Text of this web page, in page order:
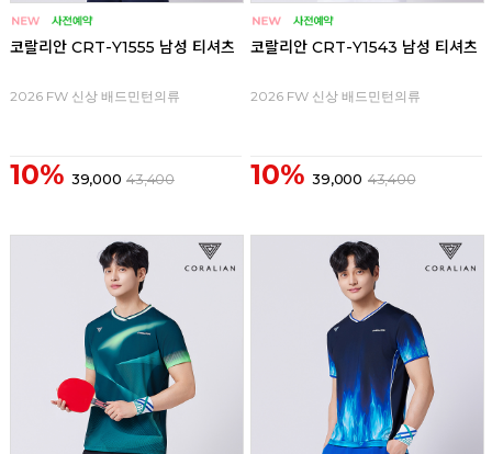
코랄리안 CRT-Y1555 남성 티셔츠
2026 FW 신상 배드민턴의류
10% 39,000 43,400
코랄리안 CRT-Y1543 남성 티셔츠
2026 FW 신상 배드민턴의류
10% 39,000 43,400